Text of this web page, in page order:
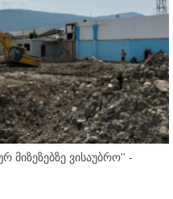
მიზეზებზე ვისაუბრო'' -